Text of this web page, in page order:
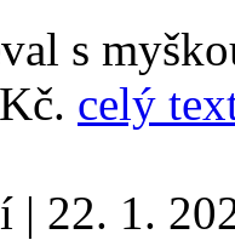
s
celý
| 22. 1.